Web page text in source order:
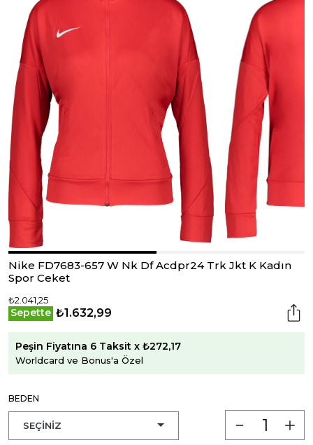
Nike FD7683-657 W Nk Df Acdpr24 Trk Jkt K Kadın
Spor Ceket
₺2.041,25
Sepette ₺1.632,99
Peşin Fiyatına 6 Taksit x ₺272,17
Worldcard ve Bonus'a Özel
BEDEN